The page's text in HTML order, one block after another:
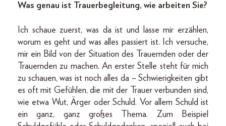
Was genau ist Trauerbegleitung, wie arbeiten Sie?
Ich schaue zuerst, was da ist und lasse mir erzählen,
worum es geht und was alles passiert ist. Ich versuche,
mir ein Bild von der Situation des Trauernden oder der
Trauernden zu machen. An erster Stelle steht für mich
zu schauen, was ist noch alles da – Schwierigkeiten gibt
es oft mit Gefühlen, die mit der Trauer verbunden sind,
wie etwa Wut, Ärger oder Schuld. Vor allem Schuld ist
ein ganz, ganz großes Thema. Zum Beispiel